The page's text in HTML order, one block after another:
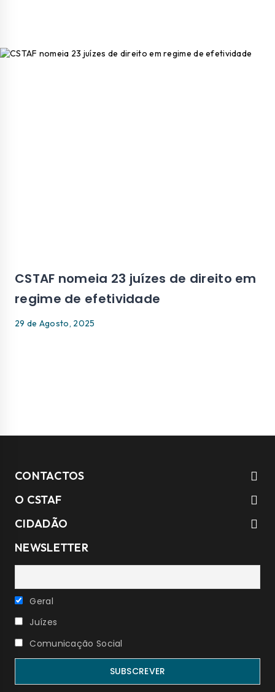
CSTAF nomeia 23 juízes de direito em
regime de efetividade
29 de Agosto, 2025
CONTACTOS
O CSTAF
CIDADÃO
NEWSLETTER
Geral
Juízes
Comunicação Social